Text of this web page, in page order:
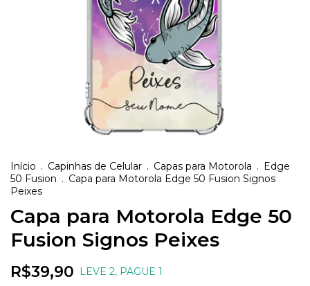
Início . Capinhas de Celular . Capas para Motorola . Edge
50 Fusion . Capa para Motorola Edge 50 Fusion Signos
Peixes
Capa para Motorola Edge 50
Fusion Signos Peixes
R$39,90 LEVE 2, PAGUE 1